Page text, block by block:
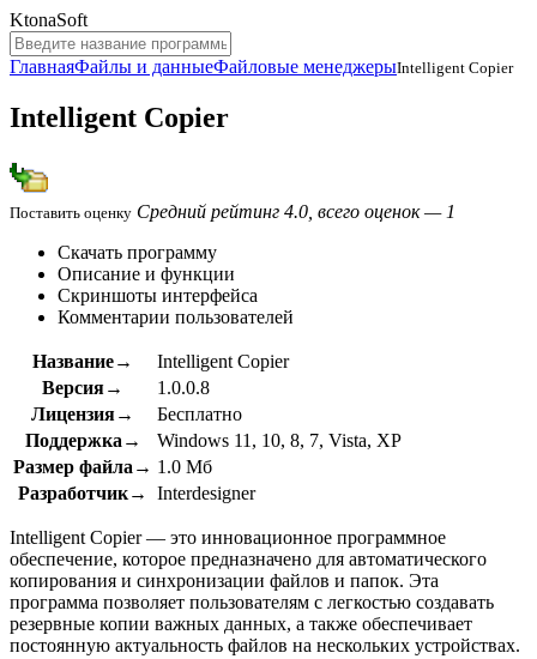
KtonaSoft
ГлавнаяФайлы и данныеФайловые менеджерыIntelligent Copier
Intelligent Copier
Поставить оценку Средний рейтинг 4.0, всего оценок — 1
Скачать программу
Описание и функции
Скриншоты интерфейса
Комментарии пользователей
Название→
Intelligent Copier
Версия→
1.0.0.8
Лицензия→
Бесплатно
Поддержка→
Windows 11, 10, 8, 7, Vista, XP
Размер файла→ 1.0 Мб
Разработчик→
Interdesigner
Intelligent Copier — это инновационное программное
обеспечение, которое предназначено для автоматического
копирования и синхронизации файлов и папок. Эта
программа позволяет пользователям с легкостью создавать
резервные копии важных данных, а также обеспечивает
постоянную актуальность файлов на нескольких устройствах.